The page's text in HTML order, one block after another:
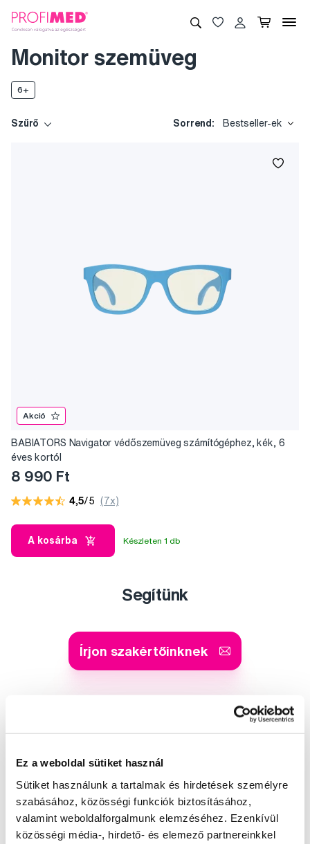
Ez a weboldal sütiket használ
Sütiket használunk a tartalmak és hirdetések személyre
szabásához, közösségi funkciók biztosításához,
valamint weboldalforgalmunk elemzéséhez. Ezenkívül
közösségi média-, hirdető- és elemező partnereinkkel
Monitor szemüveg
6+
Szűrő Sorrend: Bestseller-ek
Akció
BABIATORS Navigator védőszemüveg számítógéphez, kék, 6
éves kortól
8 990 Ft
4,5/5 (7x)
A kosárba Készleten 1 db
Segítünk
Írjon szakértőinknek
oktató
Dr. Szabó Dániel
a Profimed fogorvosa, Lioral Fogászati
és Szájsebészeti Klinika